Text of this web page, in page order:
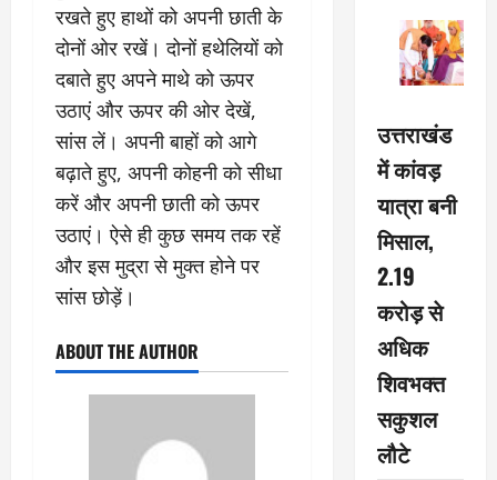
रखते हुए हाथों को अपनी छाती के
दोनों ओर रखें। दोनों हथेलियों को
दबाते हुए अपने माथे को ऊपर
उठाएं और ऊपर की ओर देखें,
सांस लें। अपनी बाहों को आगे
बढ़ाते हुए, अपनी कोहनी को सीधा
करें और अपनी छाती को ऊपर
उठाएं। ऐसे ही कुछ समय तक रहें
और इस मुद्रा से मुक्त होने पर
सांस छोड़ें।
ABOUT THE AUTHOR
उत्तराखंड
में कांवड़
यात्रा बनी
मिसाल,
2.19
करोड़ से
अधिक
शिवभक्त
सकुशल
लौटे